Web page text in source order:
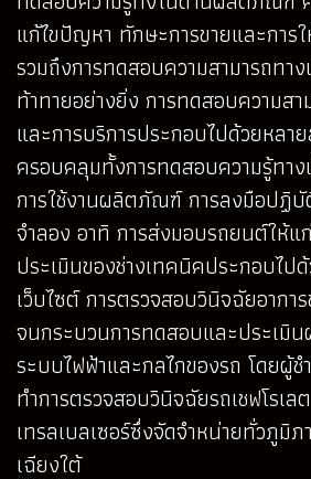
แก้ไขปัญหา ทักษะการขายและการ
รวมถึงการทดสอบความสามารถทา
ท้าทายอย่างยิ่ง การทดสอบความสา
และการบริการประกอบไปด้วยหล
ครอบคลุมทั้งการทดสอบความรู้ทาง
การใช้งานผลิตภัณฑ์ การลงมือปฏิ
จำลอง อาทิ การส่งมอบรถยนต์ให้
ประเมินของช่างเทคนิคประกอบไป
เว็บไซต์ การตรวจสอบวินิจฉัยอาก
จนกระบวนการทดสอบและประเมิ
ระบบไฟฟ้าและกลไกของรถ โดยผู้
ทำการตรวจสอบวินิจฉัยรถเชฟโรเล
เทรลเบลเซอร์ซึ่งจัดจำหน่ายทั่วภูมิภ
เฉียงใต้